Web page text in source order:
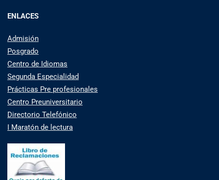
ENLACES
Admisión
Posgrado
Centro de Idiomas
Segunda Especialidad
Prácticas Pre profesionales
Centro Preuniversitario
Directorio Telefónico
I Maratón de lectura